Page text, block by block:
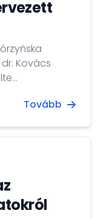
Kovács
a
Tovább